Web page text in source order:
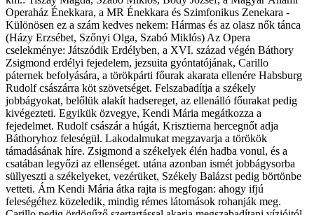
Operaház Énekkara, a MR Énekkara és Szimfonikus Zenekara -
Különösen ez a szám kedves nekem: Hármas és az olasz nők tánca
(Házy Erzsébet, Szőnyi Olga, Szabó Miklós) Az Opera
cselekménye: Játszódik Erdélyben, a XVI. század végén Báthory
Zsigmond erdélyi fejedelem, jezsuita gyóntatójának, Carillo
páternek befolyására, a törökpárti főurak akarata ellenére Habsburg
Rudolf császárra köt szövetséget. Felszabadítja a székely
jobbágyokat, belőlük alakít hadsereget, az ellenálló főurakat pedig
kivégezteti. Egyikük özvegye, Kendi Mária megátkozza a
fejedelmet. Rudolf császár a húgát, Krisztierna hercegnőt adja
Báthoryhoz feleségül. Lakodalmukat megzavarja a törökök
támadásának híre. Zsigmond a székelyek élén hadba vonul, és a
csatában legyőzi az ellenséget. utána azonban ismét jobbágysorba
süllyeszti a székelyeket, vezérüket, Székely Balázst pedig börtönbe
vetteti. Ám Kendi Mária átka rajta is megfogan: ahogy ifjú
feleségéhez közeledik, mindig rémes látomások rohanják meg.